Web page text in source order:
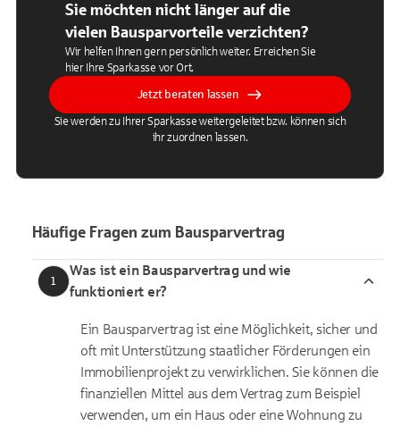
Sie möchten nicht länger auf die
vielen Bausparvorteile verzichten?
Wir helfen Ihnen gern persönlich weiter. Erreichen Sie
hier Ihre Sparkasse vor Ort.
Jetzt beraten lassen
Sie werden zu Ihrer Sparkasse weitergeleitet bzw. können sich
ihr zuordnen lassen.
Häufige Fragen zum Bausparvertrag
1
Was ist ein Bausparvertrag und wie
funktioniert er?
Ein Bausparvertrag ist eine Möglichkeit, sicher und
oft mit Unterstützung staatlicher Förderungen ein
Immobilienprojekt zu verwirklichen. Sie können die
finanziellen Mittel aus dem Vertrag zum Beispiel
verwenden, um ein Haus oder eine Wohnung zu